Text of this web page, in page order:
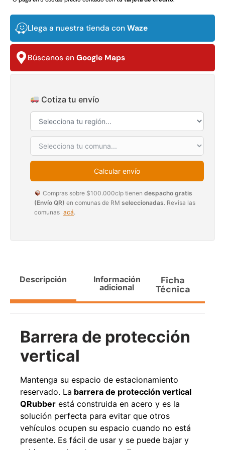
Llega a nuestra tienda con Waze
Búscanos en Google Maps
Cotiza tu envío
Calcular envío
Compras sobre $100.000clp tienen despacho gratis
(Envío QR) en comunas de RM seleccionadas. Revisa las
comunas acá.
Descripción
Información
adicional
Ficha
Técnica
Barrera de protección
vertical
Mantenga su espacio de estacionamiento
reservado. La barrera de protección vertical
QRubber está construida en acero y es la
solución perfecta para evitar que otros
vehículos ocupen su espacio cuando no está
presente. Es fácil de usar y se puede bajar y
Agregar al carrito
Transpaleta eléctrica carga
$2.842.858
$1.990.000
$ 1.470.788
Pasto sintético ornamental
Importado USA: Paradise
densidad 42mm Rollo
4,57*15,24mts
$1.427.544
Leer más
Apilador manual ancho
ajustable Capacidad 1tn Lev.
2,5mts
$1.875.535
$1.167.990
Agregar al carrito